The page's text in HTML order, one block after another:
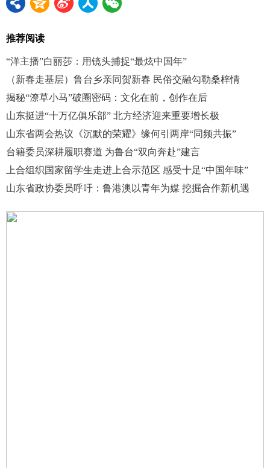
推荐阅读
“洋主播”白丽莎：用镜头捕捉“最炫中国年”
（新春走基层）鲁台乡亲同贺新春 民俗交融勾勒桑梓情
揭秘“潦草小马”破圈密码：文化在前，创作在后
山东挺进“十万亿俱乐部” 北方经济迎来重要增长极
山东省两会热议《沉默的荣耀》缘何引两岸“同频共振”
台籍委员深耕履职赛道 为鲁台“双向奔赴”建言
上合组织国家留学生走进上合示范区 感受十足“中国年味”
山东省政协委员呼吁：鲁港澳以青年为媒 挖掘合作新机遇